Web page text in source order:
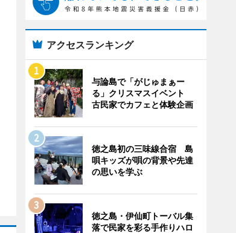
アクセスランキング
与論島で「がじゅまぁー
る」クリスマスイベント
古民家でカフェと体験企画
徳之島初の三味線合宿 島
唄キッズが唄の背景や先達
の思いを学ぶ
徳之島・伊仙町トーバル集
落で民家を彩る手作りハロ